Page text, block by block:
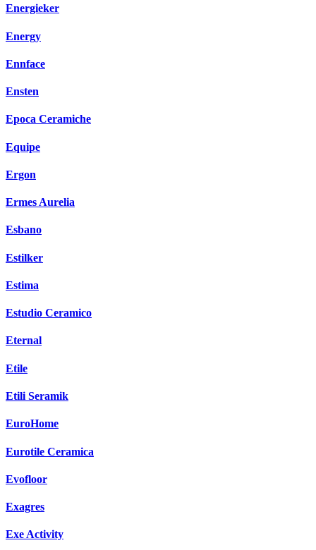
Energieker
Energy
Ennface
Ensten
Epoca Ceramiche
Equipe
Ergon
Ermes Aurelia
Esbano
Estilker
Estima
Estudio Ceramico
Eternal
Etile
Etili Seramik
EuroHome
Eurotile Ceramica
Evofloor
Exagres
Exe Activity